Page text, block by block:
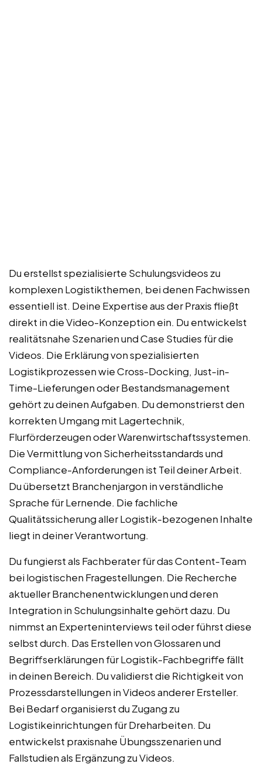
Du erstellst spezialisierte Schulungsvideos zu
komplexen Logistikthemen, bei denen Fachwissen
essentiell ist. Deine Expertise aus der Praxis fließt
direkt in die Video-Konzeption ein. Du entwickelst
realitätsnahe Szenarien und Case Studies für die
Videos. Die Erklärung von spezialisierten
Logistikprozessen wie Cross-Docking, Just-in-
Time-Lieferungen oder Bestandsmanagement
gehört zu deinen Aufgaben. Du demonstrierst den
korrekten Umgang mit Lagertechnik,
Flurförderzeugen oder Warenwirtschaftssystemen.
Die Vermittlung von Sicherheitsstandards und
Compliance-Anforderungen ist Teil deiner Arbeit.
Du übersetzt Branchenjargon in verständliche
Sprache für Lernende. Die fachliche
Qualitätssicherung aller Logistik-bezogenen Inhalte
liegt in deiner Verantwortung.
Du fungierst als Fachberater für das Content-Team
bei logistischen Fragestellungen. Die Recherche
aktueller Branchenentwicklungen und deren
Integration in Schulungsinhalte gehört dazu. Du
nimmst an Experteninterviews teil oder führst diese
selbst durch. Das Erstellen von Glossaren und
Begriffserklärungen für Logistik-Fachbegriffe fällt
in deinen Bereich. Du validierst die Richtigkeit von
Prozessdarstellungen in Videos anderer Ersteller.
Bei Bedarf organisierst du Zugang zu
Logistikeinrichtungen für Dreharbeiten. Du
entwickelst praxisnahe Übungsszenarien und
Fallstudien als Ergänzung zu Videos.